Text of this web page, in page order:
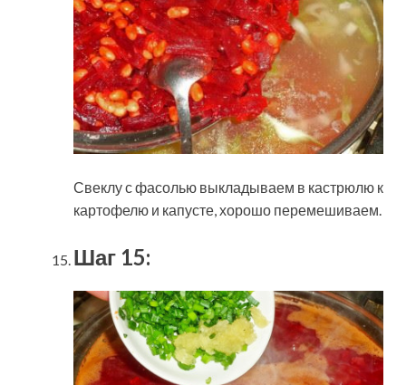
Свеклу с фасолью выкладываем в кастрюлю к
картофелю и капусте, хорошо перемешиваем.
Шаг 15: